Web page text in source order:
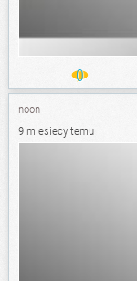
0
noon
9 miesiecy temu